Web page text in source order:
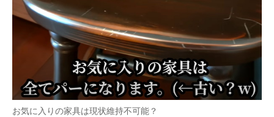
お気に入りの家具は現状維持不可能？